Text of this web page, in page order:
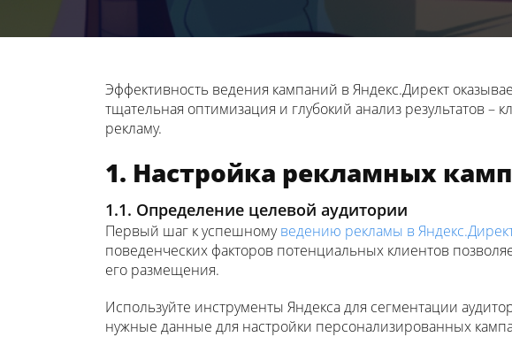
Эффективность ведения кампаний в Яндекс.Директ
тщательная оптимизация и глубокий анализ результатов
рекламу.
1. Настройка рекламных
1.1. Определение целевой аудитории
Первый шаг к успешномуведению рекламы в
поведенческих факторов потенциальных клиентов
его размещения.
Используйте инструменты Яндекса для сегментации
нужные данные для настройки персонализированных